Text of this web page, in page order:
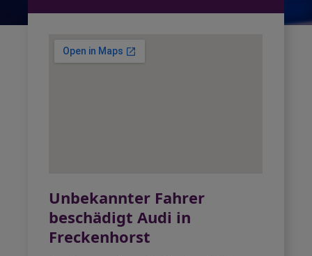
Unbekannter Fahrer
beschädigt Audi in
Freckenhorst